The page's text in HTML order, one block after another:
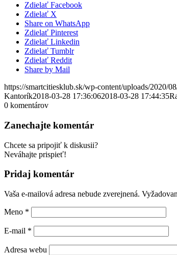
Zdielať Facebook
Zdielať X
Share on WhatsApp
Zdielať Pinterest
Zdielať Linkedin
Zdielať Tumblr
Zdielať Reddit
Share by Mail
https://smartcitiesklub.sk/wp-content/uploads/2020/
Kantorík2018-03-28 17:36:062018-03-28 17:44:35
0 komentárov
Zanechajte komentár
Chcete sa pripojiť k diskusii?
Neváhajte prispieť!
Pridaj komentár
Vaša e-mailová adresa nebude zverejnená.
Meno *
E-mail *
Adresa webu